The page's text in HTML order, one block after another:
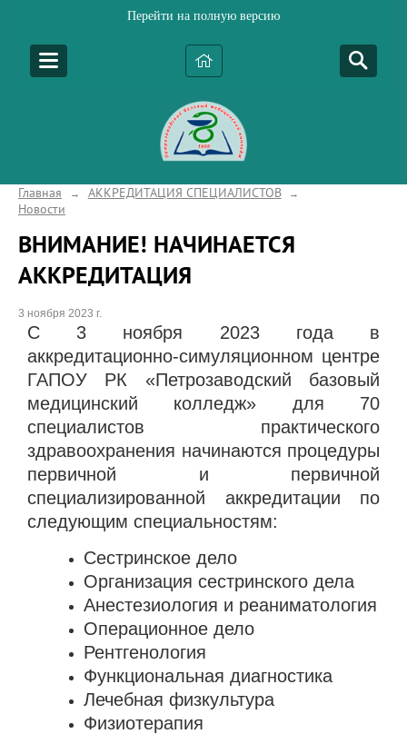
Перейти на полную версию
Главная → АККРЕДИТАЦИЯ СПЕЦИАЛИСТОВ →
Новости
ВНИМАНИЕ! НАЧИНАЕТСЯ
АККРЕДИТАЦИЯ
3 ноября 2023 г.
С 3 ноября 2023 года в
аккредитационно-симуляционном центре
ГАПОУ РК «Петрозаводский базовый
медицинский колледж» для 70
специалистов практического
здравоохранения начинаются процедуры
первичной и первичной
специализированной аккредитации по
следующим специальностям:
Сестринское дело
Организация сестринского дела
Анестезиология и реаниматология
Операционное дело
Рентгенология
Функциональная диагностика
Лечебная физкультура
Физиотерапия